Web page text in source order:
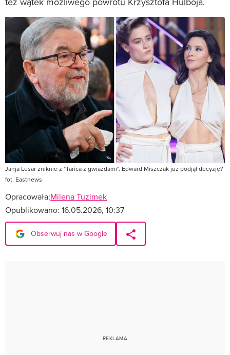
Janja Lesar zniknie z "Tańca z gwiazdami". Edward Miszczak już podjął decyzję?
fot. Eastnews
Opracowała:Milena Tuzimek
Opublikowano: 16.05.2026, 10:37
Obserwuj nas w Google